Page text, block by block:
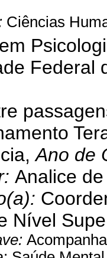
Ciências
Federal
Ano de
Analice
Nível